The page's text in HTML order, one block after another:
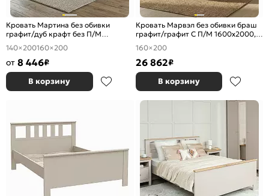
Кровать Мартина без обивки
графит/дуб крафт без П/М
1400x2000, изголовье жесткое
140×200160×200
от 8 446₽
В корзину
Кровать Марвэл без обивки браш
графит/графит С П/М 1600x2000,
ортопедическое основание,
изголовье жесткое
160×200
26 862₽
В корзину